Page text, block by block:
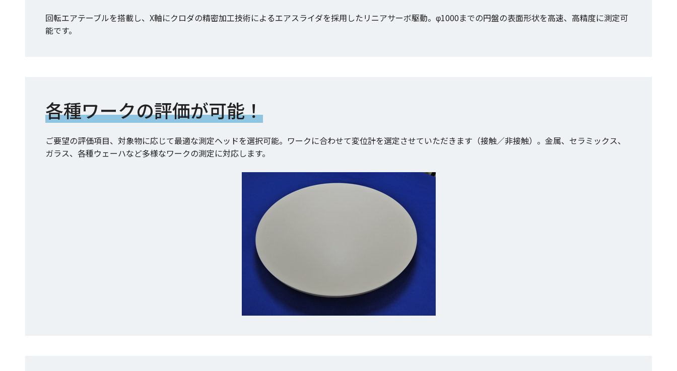
回転エアテーブルを搭載し、X軸にクロダの精密加工技術によるエアスライダを採用したリニアサーボ駆動。φ1000までの円盤の表面形状を高速、高精度に測定可
能です。
各種ワークの評価が可能！
ご要望の評価項目、対象物に応じて最適な測定ヘッドを選択可能。ワークに合わせて変位計を選定させていただきます（接触／非接触）。金属、セラミックス、
ガラス、各種ウェーハなど多様なワークの測定に対応します。